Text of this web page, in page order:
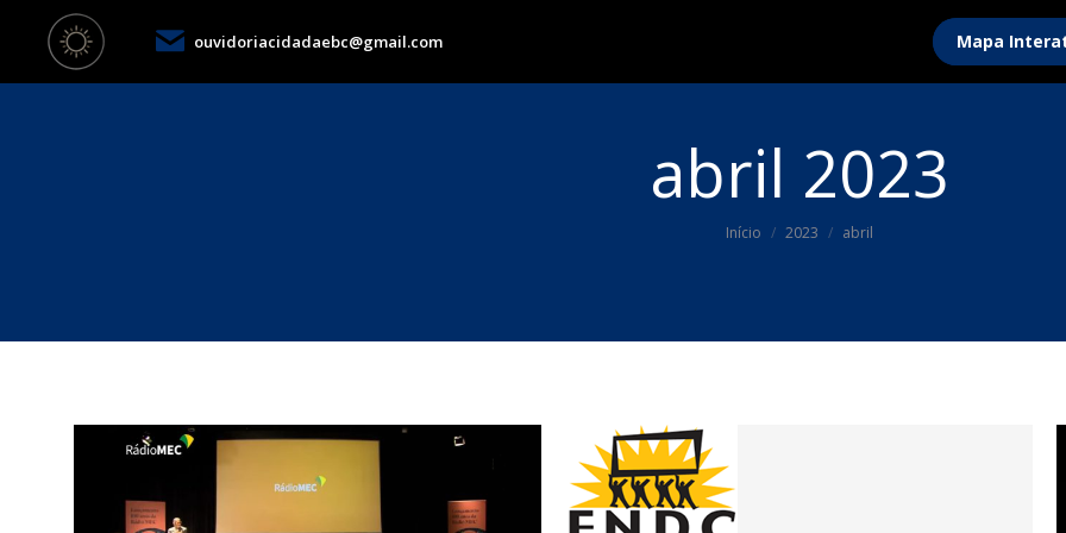
ouvidoriacidadaebc@gmail.com Mapa
abril 2023
Você está aqui:
Início 2023 abril